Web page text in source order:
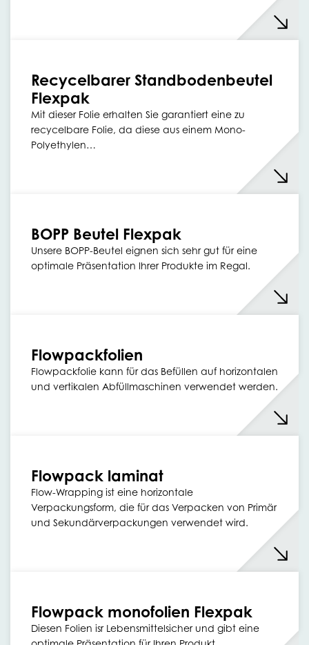
Recycelbarer Standbodenbeutel
Flexpak
Mit dieser Folie erhalten Sie garantiert eine zu
recycelbare Folie, da diese aus einem Mono-
Polyethylen…
BOPP Beutel Flexpak
Unsere BOPP-Beutel eignen sich sehr gut für eine
optimale Präsentation Ihrer Produkte im Regal.
Flowpackfolien
Flowpackfolie kann für das Befüllen auf horizontalen
und vertikalen Abfüllmaschinen verwendet werden.
Flowpack laminat
Flow-Wrapping ist eine horizontale
Verpackungsform, die für das Verpacken von Primär
und Sekundärverpackungen verwendet wird.
Flowpack monofolien Flexpak
Diesen Folien isr Lebensmittelsicher und gibt eine